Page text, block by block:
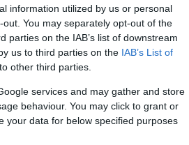
information utilized by us or personal
You may separately opt-out of the
parties on the IAB’s list of downstream
us to third parties on the IAB’s List of
other third parties.
services and may gather and store
behaviour. You may click to grant or
your data for below specified purposes